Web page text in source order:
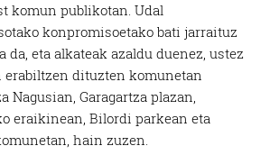
komun publikotan. Udal
konpromisoetako bati jarraituz
da, eta alkateak azaldu duenez, ustez
dituzten komunetan
Nagusian, Garagartza plazan,
eraikinean, Bilordi parkean eta
hain zuzen.